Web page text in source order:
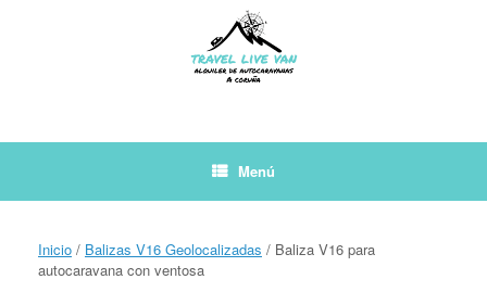
Menú
Inicio / Balizas V16 Geolocalizadas / Baliza V16 para
autocaravana con ventosa